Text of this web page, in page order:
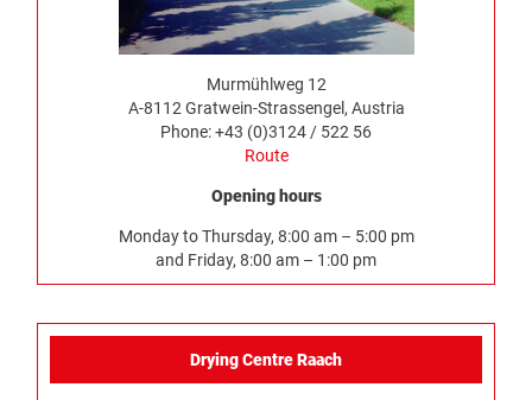
Murmühlweg 12
A-8112 Gratwein-Strassengel, Austria
Phone: +43 (0)3124 / 522 56
Route
Opening hours
Monday to Thursday, 8:00 am – 5:00 pm
and Friday, 8:00 am – 1:00 pm
Drying Centre Raach